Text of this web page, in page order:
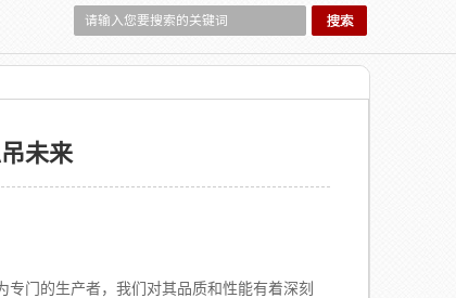
未来
门的生产者，我们对其品质和性能有着深刻